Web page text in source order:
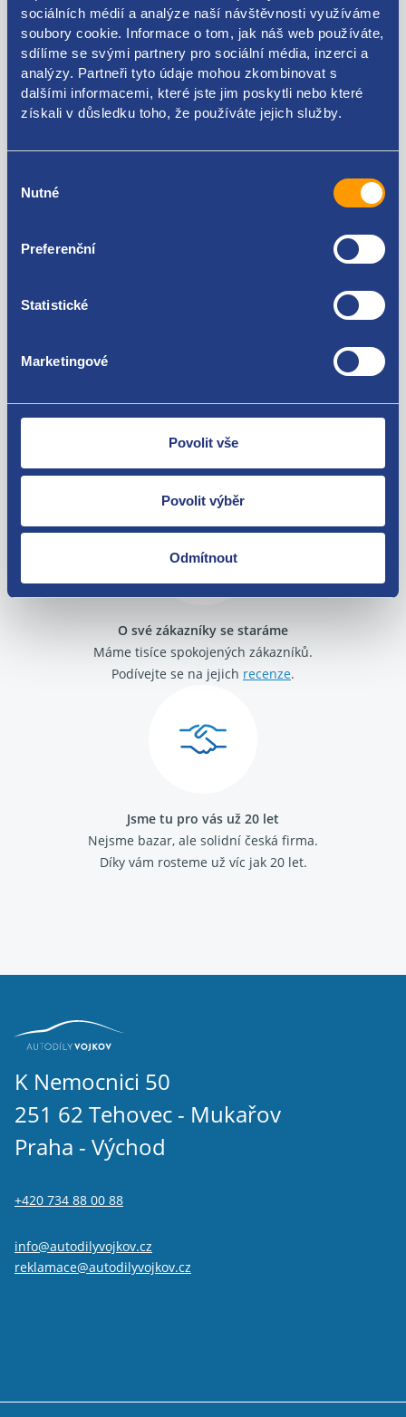
sociálních médií a analýze naší návštěvnosti využíváme
soubory cookie. Informace o tom, jak náš web používáte,
sdílíme se svými partnery pro sociální média, inzerci a
analýzy. Partneři tyto údaje mohou zkombinovat s
dalšími informacemi, které jste jim poskytli nebo které
získali v důsledku toho, že používáte jejich služby.
souhlasu
Nutné
Preferenční
Statistické
Marketingové
Povolit vše
Povolit výběr
Odmítnout
Kódy produktu
1K6839408E 1K6839408C
Nejste spokojeni? Vyřešíme to!
O své zákazníky se staráme
Máme tisíce spokojených zákazníků.
Podívejte se na jejich recenze.
Jsme tu pro vás už 20 let
Nejsme bazar, ale solidní česká firma.
Díky vám rosteme už víc jak 20 let.
K Nemocnici 50
251 62 Tehovec - Mukařov
Praha - Východ
+420 734 88 00 88
info@autodilyvojkov.cz
reklamace@autodilyvojkov.cz